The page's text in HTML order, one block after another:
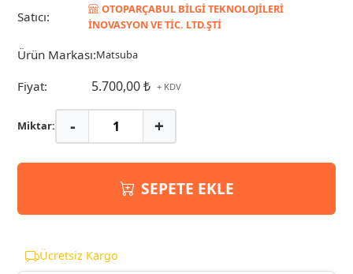
Satıcı:
OTOPARÇABUL BİLGİ TEKNOLOJİLERİ
İNOVASYON VE TİC. LTD.ŞTİ
Ürün Markası:Matsuba
Fiyat: 5.700,00 ₺ + KDV
Miktar: - +
SEPETE EKLE
Ücretsiz Kargo